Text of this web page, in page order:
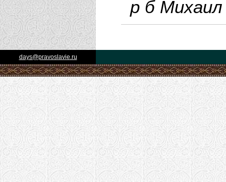
р б Михаил
days@pravoslavie.ru